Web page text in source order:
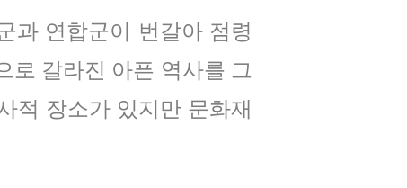
과 연합군이 번갈아 점령
로 갈라진 아픈 역사를 그
적 장소가 있지만 문화재